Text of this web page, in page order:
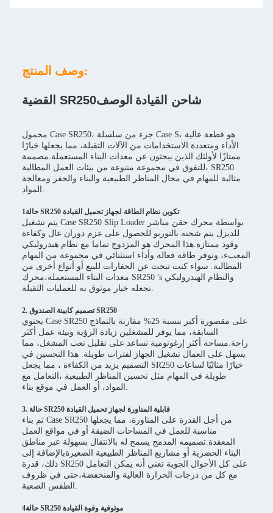
وصف المنتج:
القضية SR250 شاحن القيادة الوصف
محمول Case SR250، جزء من سلسلة Case S، هو قطعة عالية
الأداء ومتعددة الاستخدامات من الآلات الثقيلة، مما يجعلها خيارًا
ممتازًا لأولئك الذين يبحثون عن معدات البناء المستعملة.مصممة
للتفوق في مجموعة متنوعة من بيئات العمل المطالبة، SR250
مثالية للمهام في مجال المناظر الطبيعية والبناء والحفر ومعالجة
المواد.
1حالة SR250 تكوين نظام الطاقة لجهاز تحميل القيادة
يتم تشغيل Case SR250 Slip Loader بواسطة محرك حقن مباشر
للديزل يتم شحنه بالتوربو للحصول على عزم دوران عال وكفاءة
وقود ممتازة.هذا المحرك هو المزدوج تماما مع نظام هيدروليكي
المعبء، وتوفر طاقة فعالة وأداء استثنائي في مجموعة من المهام
المطالبة. سواء كنت تبحث عن الحفارات للبيع أو أنواع أخرى من
معدات البناء المستعملة،محرك SR250 ′s والنظام الهيدروليكي
تجعله خيار موثوق به للعمليات الثقيلة.
2. تصميم كابينة الصندوق SR250
يحتوي Case SR250 على مقصورة أكبر بنسبة 25% مقارنة بالنماذج
السابقة، مما يوفر للمشغلين زيادة الرؤية وبيئة عمل أكثر
راحة.مساحة أكثر إرغونومية تساعد على تقليل تعب المشغل، مما
يسهل على العمال تشغيل الجهاز لفترات طويلة. هذا التحسين في
التصميم يزيد من الكفاءة ، مما يجعل SR250 خيارًا مثاليًا لساعات
طويلة في المهام مثل تحسين المناظر الطبيعية ،التعامل مع
المواد، أو العمل في موقع بناء.
3. حالة SR250 قابلية المناورة لجهاز تحميل القيادة
تم بناء Case SR250 من أجل القدرة على المناورة، مما يجعلها
مناسبة للعمل في المساحات الضيقة أو في مواقع العمل
المعقدة.تصميمه المدمج يسمح له بالانتقال بسهولة عبر مناطق
البناء الحضرية أو مشاريع المناظر الطبيعية الصغيرةبالإضافة إلى
ذلك، قدرة SR250 على كل الأحوال الجوية تعني أنه يمكن التعامل
مع كل من درجات الحرارة العالية والمنخفضة،حتى في ظروف
الطقس الصعبة.
4حالة SR250 موثوقية وقوة القيادة